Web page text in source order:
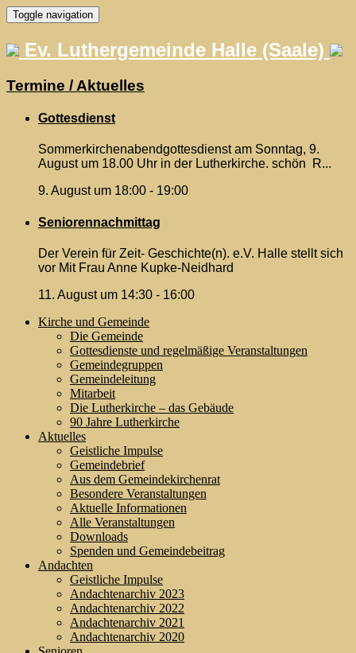
Skip
to
content
Toggle navigation
Ev. Luthergemeinde Halle (Saale)
Termine / Aktuelles
Gottesdienst
Sommerkirchenabendgottesdienst am Sonntag, 9.
August um 18.00 Uhr in der Lutherkirche. schön R...
9. August um 18:00 - 19:00
Seniorennachmittag
Der Verein für Zeit- Geschichte(n). e.V. Halle stellt sich
vor Mit Frau Anne Kupke-Neidhard
11. August um 14:30 - 16:00
Kirche und Gemeinde
Die Gemeinde
Gottesdienste und regelmäßige Veranstaltungen
Gemeindegruppen
Gemeindeleitung
Mitarbeit
Die Lutherkirche – das Gebäude
90 Jahre Lutherkirche
Aktuelles
Geistliche Impulse
Gemeindebrief
Aus dem Gemeindekirchenrat
Besondere Veranstaltungen
Aktuelle Informationen
Alle Veranstaltungen
Downloads
Spenden und Gemeindebeitrag
Andachten
Geistliche Impulse
Andachtenarchiv 2023
Andachtenarchiv 2022
Andachtenarchiv 2021
Andachtenarchiv 2020